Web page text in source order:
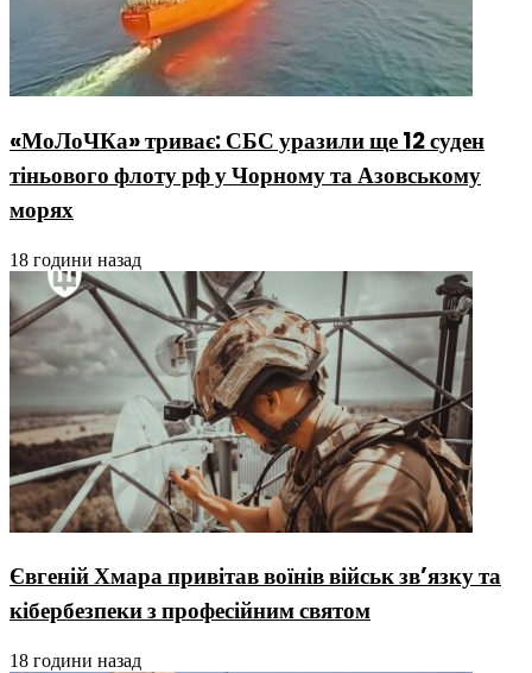
«МоЛоЧКа» триває: СБС уразили ще 12 суден
тіньового флоту рф у Чорному та Азовському
морях
18 години назад
Євгеній Хмара привітав воїнів військ зв’язку та
кібербезпеки з професійним святом
18 години назад